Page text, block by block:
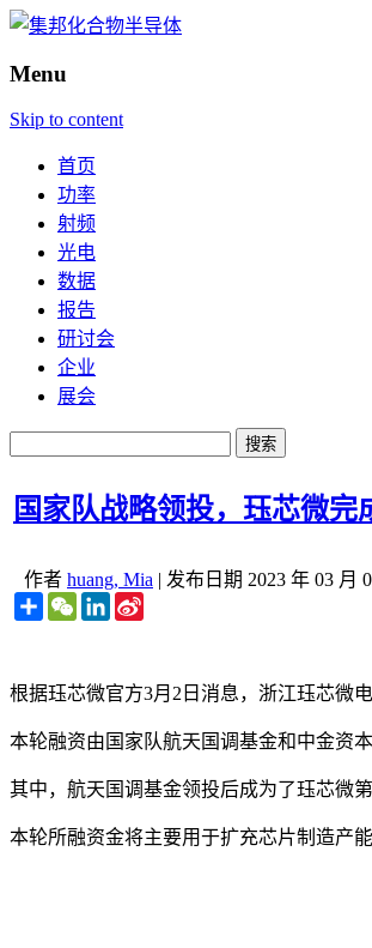
Menu
Skip to content
首页
功率
射频
光电
数据
报告
研讨会
企业
展会
国家队战略领投，珏芯微完
作者 huang, Mia | 发布日期 2023 年 03 月
ShareWeChatLinkedIn
根据珏芯微官方3月2日消息，浙江珏芯微
本轮融资由国家队航天国调基金和中金资
其中，航天国调基金领投后成为了珏芯微
本轮所融资金将主要用于扩充芯片制造产